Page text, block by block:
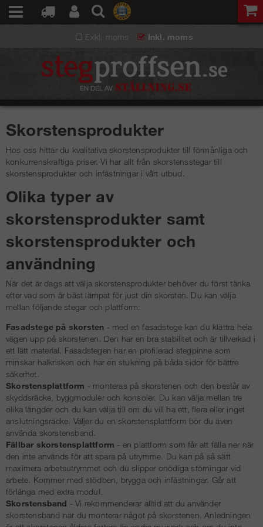
Exkl. moms Inkl. moms
Skorstensprodukter
Hos oss hittar du kvalitativa skorstensprodukter till förmånliga och
konkurrenskraftiga priser. Vi har allt från skorstensstegar till
skorstensprodukter och infästningar i vårt utbud.
Olika typer av
skorstensprodukter samt
skorstensprodukter och
användning
När det är dags att välja skorstensprodukter behöver du först tänka
efter vad som är bäst lämpat för just din skorsten. Du kan välja
mellan följande stegar och plattform:
Fasadstege på skorsten - med en fasadstege kan du klättra hela
vägen upp på skorstenen. Den har en bra stabilitet och är tillverkad i
ett lätt material. Fasadstegen har en profilerad stegpinne som
minskar halkrisken och har en stukning på båda sidor för bättre
säkerhet.
Skorstensplattform - monteras på skorstenen och den består av
skyddsräcke, byggmoduler och konsoler. Du kan välja mellan tre
olika längder och du kan välja till om du vill ha ett, flera eller inget
anslutningsräcke. Väljer du en skorstensplattform bör du även
använda skorstensband.
Fällbar skorstensplattform - en plattform som får att fälla ner när
den inte används för att spara på utrymme. Du kan på så sätt
maximera arbetsutrymmet och du slipper onödiga störningar vid
arbete. Kommer med stödben, brygga och infästningar. Går att
förlänga med extra modul.
Skorstensband - Vi rekommenderar alltid att du använder
skorstensband när du monterar något på skorstenen. Anledningen